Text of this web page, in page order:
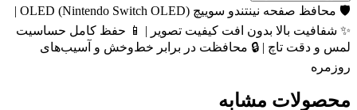
🛡 محافظ صفحه نینتندو سوییچ OLED (Nintendo Switch OLED) |
✨ شفافیت بالا بدون افت کیفیت تصویر | 📱 حفظ کامل حساسیت
لمس و دقت تاچ | 🔒 محافظت در برابر خط‌وخش و آسیب‌های
روزمره
محصولات مشابه